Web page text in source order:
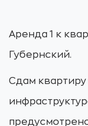
Аренда 1 к
Губернский.
Сдам